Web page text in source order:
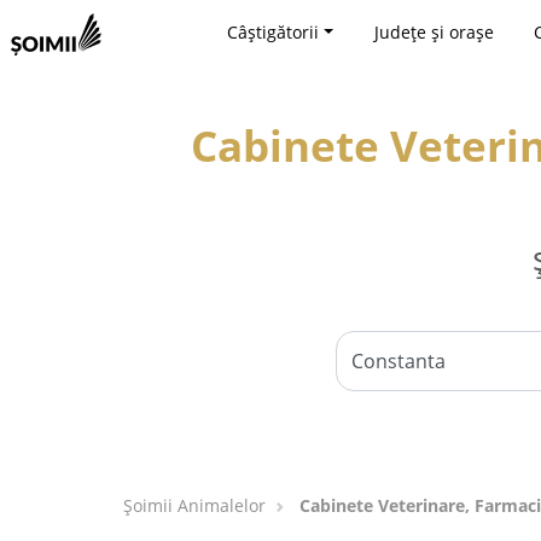
Câștigătorii Județe și orașe
Cabinete
Şoimii Animalelor Cabinete Veterinare,